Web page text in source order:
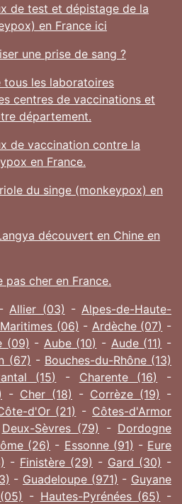
de test et dépistage de la
en France ici
une prise de sang ?
tous les laboratoires
centres de vaccinations et
département.
de vaccination contre la
en France.
du singe (monkeypox) en
découvert en Chine en
cher en France.
- Allier (03) - Alpes-de-Haute-
(06) - Ardèche (07) -
(09) - Aube (10) - Aude (11) -
(67) - Bouches-du-Rhône (13)
(15) - Charente (16)
-
- Cher (18) - Corrèze (19) -
d'Or (21) - Côtes-d'Armor
Deux-Sèvres (79) - Dordogne
(26) - Essonne (91) - Eure
- Finistère (29) - Gard (30) -
- Guadeloupe (971) - Guyane
- Hautes-Pyrénées (65) -